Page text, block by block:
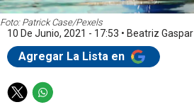
Foto: Patrick Case/Pexels
10 De Junio, 2021 - 17:53 • Beatriz Gaspar
Agregar La Lista en
T
W